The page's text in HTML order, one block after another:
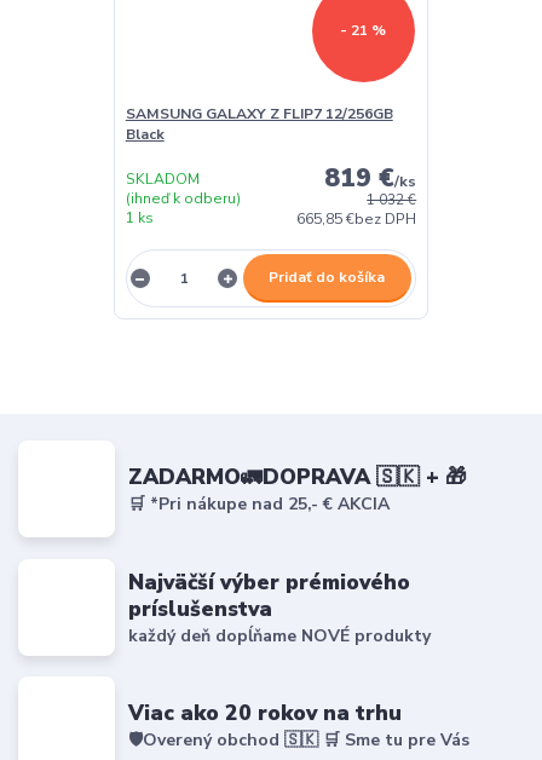
- 21 %
SAMSUNG GALAXY Z FLIP7 12/256GB
Black
1 032 €
819 €/ks
665,85 €bez DPH
SKLADOM
(ihneď k odberu)
1 ks
Pridať do košíka
ZADARMO🚛DOPRAVA 🇸🇰 + 🎁
🛒 *Pri nákupe nad 25,- € AKCIA
Najväčší výber prémiového
príslušenstva
každý deň dopĺňame NOVÉ produkty
Viac ako 20 rokov na trhu
🛡️Overený obchod 🇸🇰 🛒 Sme tu pre Vás